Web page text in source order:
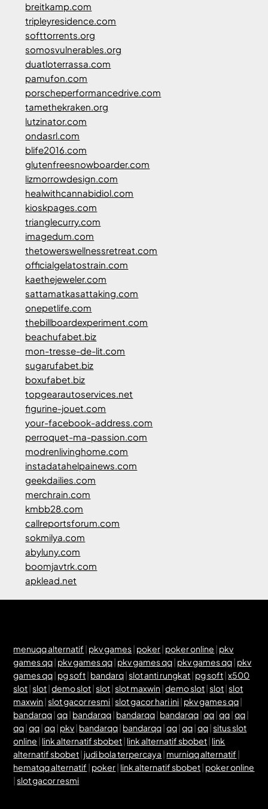
breitkamp.com
tripleyresidence.com
softtorrents.org
somosvulnerables.org
duatloterrassa.com
pamufon.com
porscheperformancedrive.com
tamethekraken.org
lutzinator.com
ondasrl.com
blife2016.com
glutenfreesnowboarder.com
lizmorrowdesign.com
healwithcannabidiol.com
kioskpages.com
trianglecurry.com
imagedum.com
thetowerswellnessretreat.com
officialgelatostrain.com
kaethejeweler.com
sattamatkasattaking.com
onepetlife.com
thebillboardexperiment.com
beachufabet.biz
mon-tresse-de-lit.com
sugarufabet.biz
boxufabet.biz
topgearautoservices.net
figurine-jouet.com
your-facebook-address.com
perroquet-ma-passion.com
modrenlivinghome.com
instadatahelpainews.com
geekdailies.com
merchrain.com
kmbb28.com
callreportsforum.com
sokmilya.com
abyluny.com
boomjavtrk.com
apklead.net
menuqq alternatif | pkv games| poker| poker online | pkv
games qq| pkv games qq| pkv games qq| pkv games qq| pkv
games qq| pg soft| bandarq|slot anti rungkat| pg soft|x500
slot|slot|demo slot|slot|slot maxwin|demo slot|slot|slot
maxwin|slot gacor resmi|slot gacor hari ini| pkv games qq|
bandarqq|qq| bandarqq| bandarqq| bandarqq|qq|qq|qq|
qq|qq|qq| pkv| bandarqq| bandarqq|qq|qq|qq|situs slot
online | link alternatif sbobet| link alternatif sbobet| link
alternatif sbobet| judi bola terpercaya | murniqq alternatif |
hematqq alternatif | poker| link alternatif sbobet| poker online
|slot gacor resmi